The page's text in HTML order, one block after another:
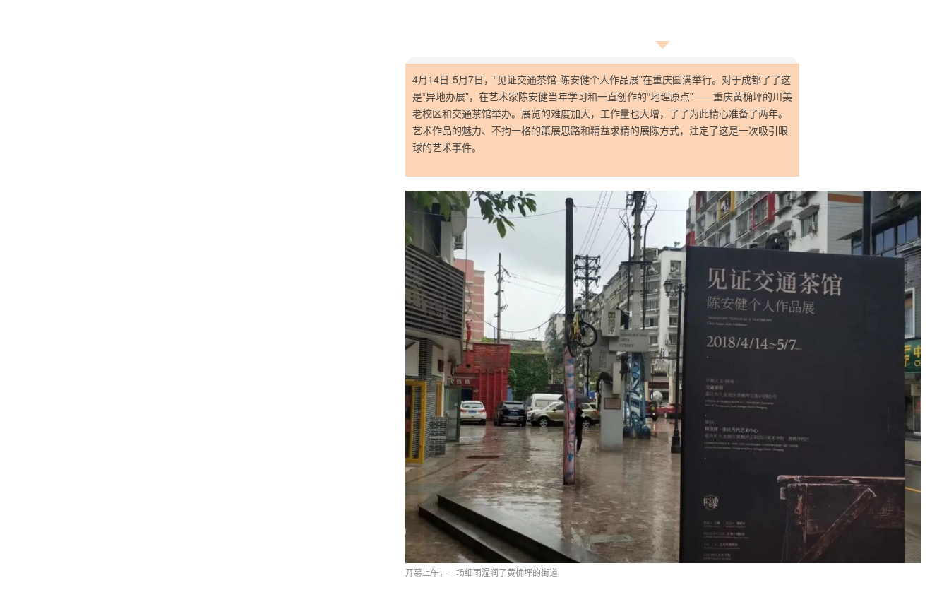
4月14日-5月7日，“见证交通茶馆-陈安健个人作品展”在重庆圆满举行。对于成都了了这
是“异地办展”，在艺术家陈安健当年学习和一直创作的“地理原点”——重庆黄桷坪的川美
老校区和交通茶馆举办。展览的难度加大，工作量也大增，了了为此精心准备了两年。
艺术作品的魅力、不拘一格的策展思路和精益求精的展陈方式，注定了这是一次吸引眼
球的艺术事件。
开幕上午，一场细雨湿润了黄桷坪的街道